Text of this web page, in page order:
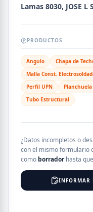
Lamas 8030, JOSE L
PRODUCTOS
Angulo Chapa de
Malla Const.
Perfil UPN
Planchuela
Tubo Estructural
¿Datos incompletos o
con el mismo formulario
como borradorhasta
INFORMAR